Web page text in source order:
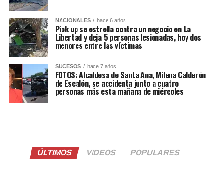
NACIONALES hace 6 años
Pick up se estrella contra un negocio en La
Libertad y deja 5 personas lesionadas, hoy dos
menores entre las víctimas
SUCESOS hace 7 años
FOTOS: Alcaldesa de Santa Ana, Milena Calderón
de Escalón, se accidenta junto a cuatro
personas más esta mañana de miércoles
ÚLTIMOS VIDEOS POPULARES